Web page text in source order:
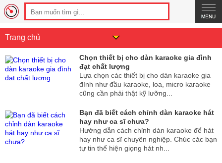
Trang chủ
Chọn thiết bị cho dàn karaoke gia đình
đạt chất lượng
Lựa chọn các thiết bị cho dàn karaoke gia
đình như đầu karaoke, loa, micro karaoke
cũng cần phải thật kỹ lưỡng...
Bạn đã biết cách chỉnh dàn karaoke hát
hay như ca sĩ chưa?
Hướng dẫn cách chỉnh dàn karaoke để hát
hay như ca sĩ chuyên nghiệp. Chúc các bạn
tự tin thể hiện giọng hát nh...